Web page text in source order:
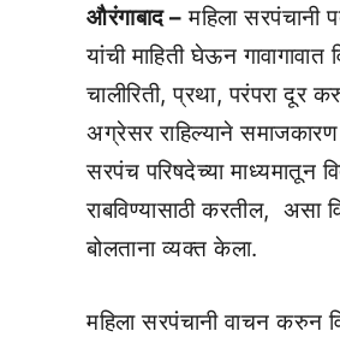
औरंगाबाद – महिला सरपंचानी
यांची माहिती घेऊन गावागावात
चालीरिती, प्रथा, परंपरा दूर
अग्रेसर राहिल्याने समाजकारण
सरपंच परिषदेच्या माध्यमातून
राबविण्यासाठी करतील, असा
बोलताना व्यक्त केला.
महिला सरपंचानी वाचन करुन